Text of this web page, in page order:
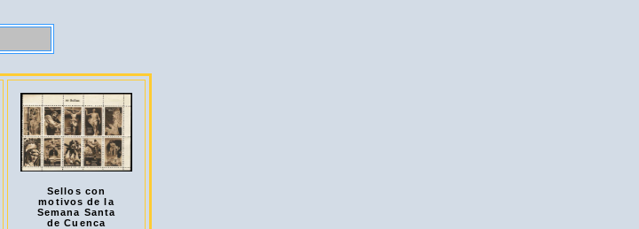
Sellos con
motivos de la
Semana Santa
de Cuenca